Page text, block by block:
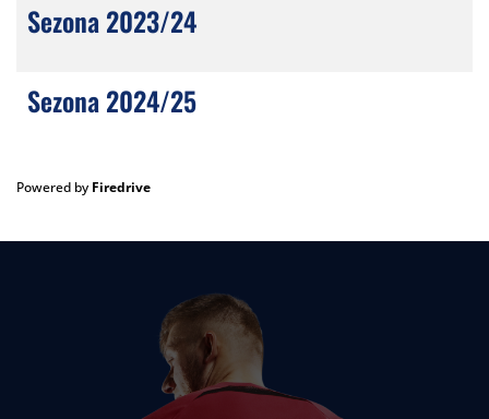
Sezona 2023/24
Sezona 2024/25
Powered by Firedrive